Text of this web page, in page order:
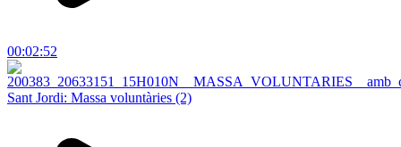
00:02:52
Sant Jordi: Massa voluntàries (2)